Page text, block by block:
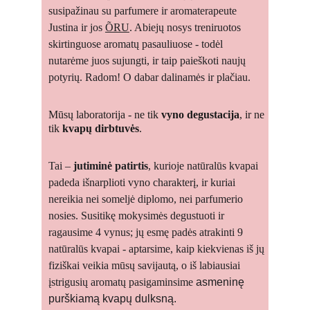
susipažinau su parfumere ir aromaterapeute
Justina ir jos ÕRU. Abiejų nosys treniruotos
skirtinguose aromatų pasauliuose - todėl
nutarėme juos sujungti, ir taip paieškoti naujų
potyrių. Radom! O dabar dalinamės ir plačiau.
Mūsų laboratorija - ne tik vyno degustacija, ir ne
tik kvapų dirbtuvės.
Tai – jutiminė patirtis, kurioje natūralūs kvapai
padeda išnarplioti vyno charakterį, ir kuriai
nereikia nei someljė diplomo, nei parfumerio
nosies. Susitikę mokysimės degustuoti ir
ragausime 4 vynus; jų esmę padės atrakinti 9
natūralūs kvapai - aptarsime, kaip kiekvienas iš jų
fiziškai veikia mūsų savijautą, o iš labiausiai
įstrigusių aromatų pasigaminsime asmeninę
purškiamą kvapų dulksną.